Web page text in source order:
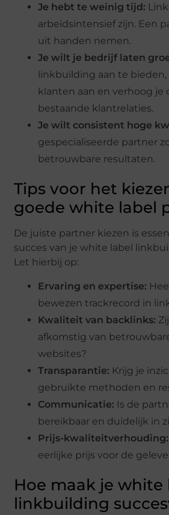
Je hebt te weinig tijd:
arbeidsintensief zijn. Een
uit handen nemen.
Je wilt je bedrijf laten
linkbuilding aan te
klanten aan en verhoog je
bestaande klantrelaties.
Je wilt consistent hoge
gespecialiseerde partner
betrouwbare resultaten.
Tips voor het
goede white label
De juiste partner kiezen is
succes van je white label
Let hierbij op:
Ervaring en expertise:
bewezen trackrecord in
Kwaliteit van backlinks:
afkomstig van
websites?
Transparantie: Krijg je
gebruikte methoden en
Communicatie: Is de
bereikbaar en duidelijk in
Prijs-kwaliteitverhouding:
eerlijke prijs voor de
Hoe maak je white
linkbuilding